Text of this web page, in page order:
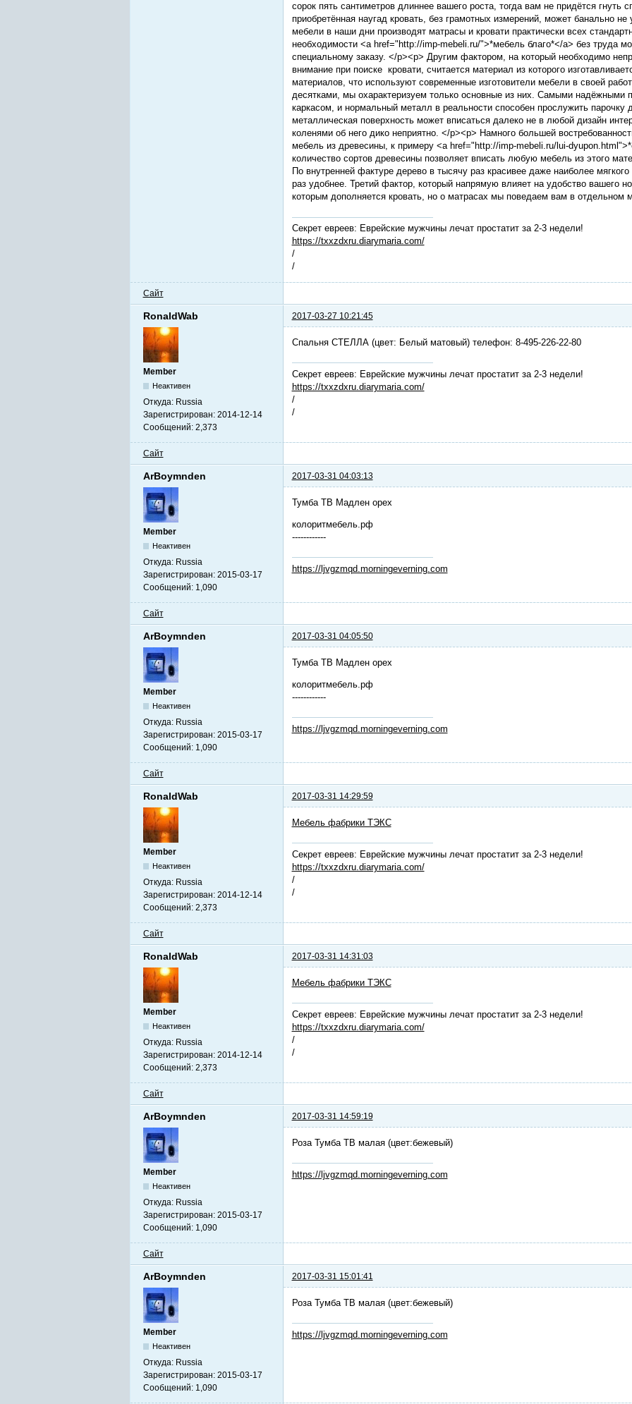
сорок пять сантиметров длиннее вашего роста, тогда вам не придётся гнуть
приобретённая наугад кровать, без грамотных измерений, может банально
мебели в наши дни производят матрасы и кровати практически всех
необходимости <a href="http://imp-mebeli.ru/">*мебель благо*</a> без труда
специальному заказу. </p><p> Другим фактором, на который необходимо
внимание при поиске кровати, считается материал из которого
материалов, что используют современные изготовители мебели в своей
десятками, мы охарактеризуем только основные из них. Самыми надёжными
каркасом, и нормальный металл в реальности способен прослужить парочку
металлическая поверхность может вписаться далеко не в любой дизайн
коленями об него дико неприятно. </p><p> Намного большей
мебель из древесины, к примеру <a href="http://imp-mebeli.ru/lui-
количество сортов древесины позволяет вписать любую мебель из этого
По внутренней фактуре дерево в тысячу раз красивее даже наиболее
раз удобнее. Третий фактор, который напрямую влияет на удобство вашего
которым дополняется кровать, но о матрасах мы поведаем вам в отдельном
Секрет евреев: Еврейские мужчины лечат простатит за 2-3 недели!
https://txxzdxru.diarymaria.com/
/
/
Сайт
RonaldWab 2017-03-27 10:21:45
Member
Неактивен
Откуда: Russia
Зарегистрирован: 2014-12-14
Сообщений: 2,373
Спальня СТЕЛЛА (цвет: Белый матовый) телефон: 8-495-226-22-80
Секрет евреев: Еврейские мужчины лечат простатит за 2-3 недели!
https://txxzdxru.diarymaria.com/
/
/
Сайт
ArBoymnden 2017-03-31 04:03:13
Member
Неактивен
Откуда: Russia
Зарегистрирован: 2015-03-17
Сообщений: 1,090
Тумба ТВ Мадлен орех
колоритмебель.рф
------------
https://ljvgzmqd.morningeverning.com
Сайт
ArBoymnden 2017-03-31 04:05:50
Member
Неактивен
Откуда: Russia
Зарегистрирован: 2015-03-17
Сообщений: 1,090
Тумба ТВ Мадлен орех
колоритмебель.рф
------------
https://ljvgzmqd.morningeverning.com
Сайт
RonaldWab 2017-03-31 14:29:59
Member
Неактивен
Откуда: Russia
Зарегистрирован: 2014-12-14
Сообщений: 2,373
Мебель фабрики ТЭКС
Секрет евреев: Еврейские мужчины лечат простатит за 2-3 недели!
https://txxzdxru.diarymaria.com/
/
/
Сайт
RonaldWab 2017-03-31 14:31:03
Member
Неактивен
Откуда: Russia
Зарегистрирован: 2014-12-14
Сообщений: 2,373
Мебель фабрики ТЭКС
Секрет евреев: Еврейские мужчины лечат простатит за 2-3 недели!
https://txxzdxru.diarymaria.com/
/
/
Сайт
ArBoymnden 2017-03-31 14:59:19
Member
Неактивен
Откуда: Russia
Зарегистрирован: 2015-03-17
Сообщений: 1,090
Роза Тумба ТВ малая (цвет:бежевый)
https://ljvgzmqd.morningeverning.com
Сайт
ArBoymnden 2017-03-31 15:01:41
Member
Неактивен
Откуда: Russia
Зарегистрирован: 2015-03-17
Сообщений: 1,090
Роза Тумба ТВ малая (цвет:бежевый)
https://ljvgzmqd.morningeverning.com